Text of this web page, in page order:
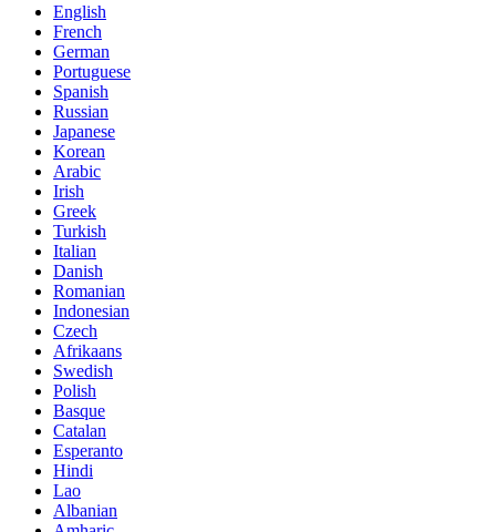
English
French
German
Portuguese
Spanish
Russian
Japanese
Korean
Arabic
Irish
Greek
Turkish
Italian
Danish
Romanian
Indonesian
Czech
Afrikaans
Swedish
Polish
Basque
Catalan
Esperanto
Hindi
Lao
Albanian